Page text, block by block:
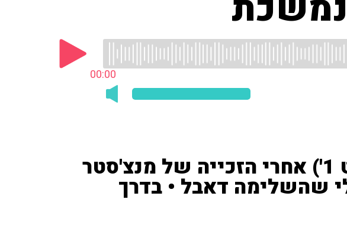
00:00
לירן שכנר ('ספורט 1') אחרי הזכייה של מנצ'סטר
שהשלימה דאבל • בדרך